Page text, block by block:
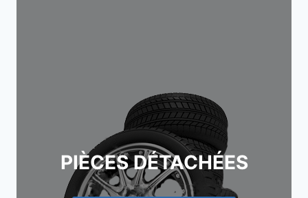
PIÈCES DÉTACHÉES